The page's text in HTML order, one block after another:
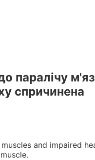
паралічу
спричинена
and impaired